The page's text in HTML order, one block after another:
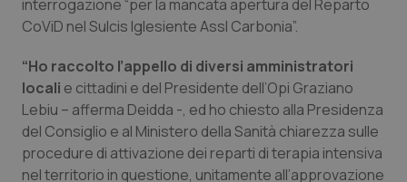
Tumori del Polmone & Testa Collo
Tumori gastrointestinali
Ulcera & Reflusso
Vaccini
interrogazione “per la mancata apertura del Reparto
CoViD nel Sulcis Iglesiente Assl Carbonia”.
“Ho raccolto l’appello di diversi amministratori
locali e cittadini e del Presidente dell’Opi Graziano
Lebiu – afferma Deidda -, ed ho chiesto alla Presidenza
del Consiglio e al Ministero della Sanità chiarezza sulle
procedure di attivazione dei reparti di terapia intensiva
nel territorio in questione, unitamente all’approvazione